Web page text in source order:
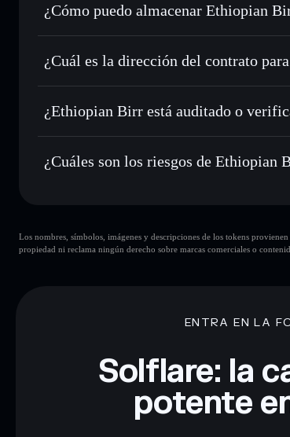
Utilizar DCA: promedio de coste en dólares
Enviar de forma privada: transferir ETB sin
integrado de Solflare
Holdear de forma segura: almacenar ETB en
¿Cómo puedo almacenar Ethiopian
Ethiopian
¿Cuál es la dirección del contrato
¿Ethiopian Birr está auditado o
Ethiopian Birr no está verificado actualmente
¿Cuáles son los riesgos de Ethiopian
Los nombres, símbolos, imágenes y descripciones de los tokens
propiedad ni reclama ningún derecho sobre marcas comerciales o
ENTRA EN LA
Solflare: la
potente